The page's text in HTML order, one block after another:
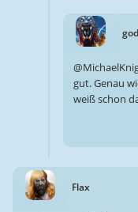
gut. Genau
weiß schon
Flax